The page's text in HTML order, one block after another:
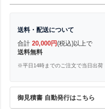
送料・配送について
合計 20,000円(税込)以上で
送料無料
※平日14時までのご注文で当日出荷
御見積書 自動発行はこちら